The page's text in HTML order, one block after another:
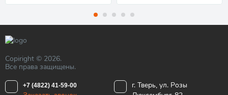
Copiright © 2026.
Все права защищены.
+7 (4822) 41-59-00
г. Тверь, ул. Розы